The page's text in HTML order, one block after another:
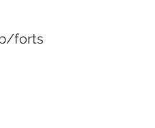
forts